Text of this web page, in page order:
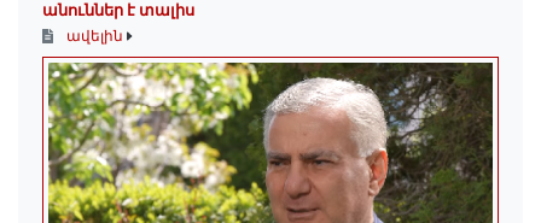
անուններ է տալիս
ավելին